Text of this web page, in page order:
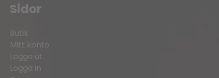
Sidor
Butik
Mitt konto
Logga ut
Logga in